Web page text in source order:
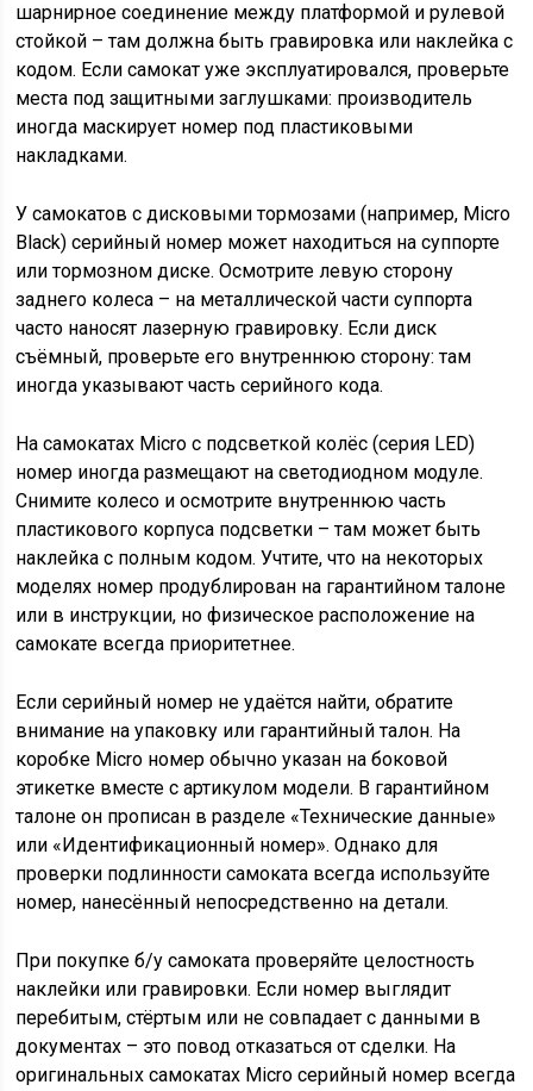
шарнирное соединение между платформой и рулевой
стойкой – там должна быть гравировка или наклейка с
кодом. Если самокат уже эксплуатировался, проверьте
места под защитными заглушками: производитель
иногда маскирует номер под пластиковыми
накладками.
У самокатов с дисковыми тормозами (например, Micro
Black) серийный номер может находиться на суппорте
или тормозном диске. Осмотрите левую сторону
заднего колеса – на металлической части суппорта
часто наносят лазерную гравировку. Если диск
съёмный, проверьте его внутреннюю сторону: там
иногда указывают часть серийного кода.
На самокатах Micro с подсветкой колёс (серия LED)
номер иногда размещают на светодиодном модуле.
Снимите колесо и осмотрите внутреннюю часть
пластикового корпуса подсветки – там может быть
наклейка с полным кодом. Учтите, что на некоторых
моделях номер продублирован на гарантийном талоне
или в инструкции, но физическое расположение на
самокате всегда приоритетнее.
Если серийный номер не удаётся найти, обратите
внимание на упаковку или гарантийный талон. На
коробке Micro номер обычно указан на боковой
этикетке вместе с артикулом модели. В гарантийном
талоне он прописан в разделе «Технические данные»
или «Идентификационный номер». Однако для
проверки подлинности самоката всегда используйте
номер, нанесённый непосредственно на детали.
При покупке б/у самоката проверяйте целостность
наклейки или гравировки. Если номер выглядит
перебитым, стёртым или не совпадает с данными в
документах – это повод отказаться от сделки. На
оригинальных самокатах Micro серийный номер всегда